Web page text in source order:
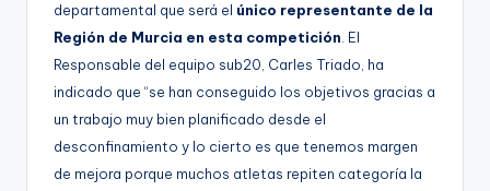
departamental que será el único representante de la
Región de Murcia en esta competición. El
Responsable del equipo sub20, Carles Triado, ha
indicado que “se han conseguido los objetivos gracias a
un trabajo muy bien planificado desde el
desconfinamiento y lo cierto es que tenemos margen
de mejora porque muchos atletas repiten categoría la